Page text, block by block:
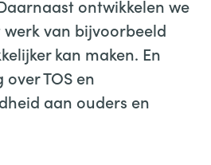
ontwikkelen we
van bijvoorbeeld
kan maken. En
TOS en
aan ouders en